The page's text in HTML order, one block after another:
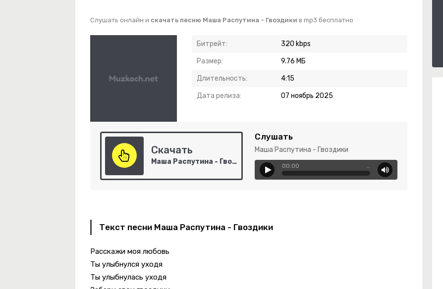
Слушать онлайн и скачать песню Маша Распутина - Гвоздики в mp3 бесплатно
Битрейт: 320 kbps
Размер: 9.76 МБ
Длительность: 4:15
Дата релиза: 07 ноябрь 2025
Скачать
Маша Распутина - Гвоздики
Слушать
Маша Распутина - Гвоздики
00:00 …
Текст песни Маша Распутина - Гвоздики
Расскажи моя любовь
Ты улыбнулся уходя
Ты улыбнулась уходя